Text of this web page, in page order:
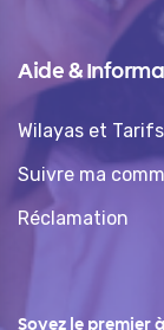
Aide &
Wilayas et
Suivre ma
Réclamation
Soyez le premier